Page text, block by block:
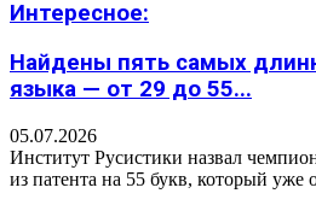
Интересное:
Найдены пять самых
языка — от 29 до 55...
05.07.2026
Институт Русистики назвал
из патента на 55 букв, который уже